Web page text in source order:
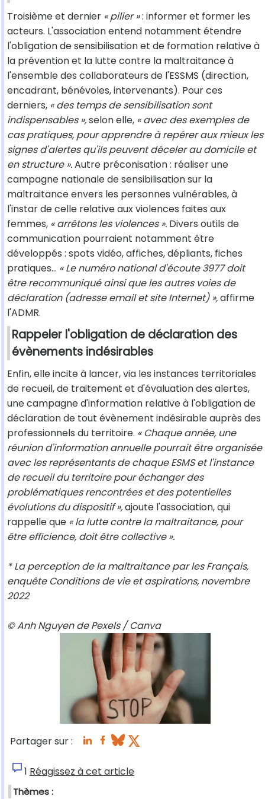
Troisième et dernier « pilier »: informer et former les
acteurs. L'association entend notamment étendre
l'obligation de sensibilisation et de formation relative à
la prévention et la lutte contre la maltraitance à
l'ensemble des collaborateurs de l'ESSMS (direction,
encadrant, bénévoles, intervenants). Pour ces
derniers, « des temps de sensibilisation sont
indispensables »,selon elle, « avec des exemples de
cas pratiques, pour apprendre à repérer aux mieux les
signes d'alertes qu'ils peuvent déceler au domicile et
en structure ».Autre préconisation : réaliser une
campagne nationale de sensibilisation sur la
maltraitance envers les personnes vulnérables, à
l'instar de celle relative aux violences faites aux
femmes, « arrêtons les violences ». Divers outils de
communication pourraient notamment être
développés : spots vidéo, affiches, dépliants, fiches
pratiques... « Le numéro national d'écoute 3977 doit
être recommuniqué ainsi que les autres voies de
déclaration (adresse email et site Internet) »,affirme
l'ADMR.
Rappeler l'obligation de déclaration des
évènements indésirables
Enfin, elle incite à lancer, via les instances territoriales
de recueil, de traitement et d'évaluation des alertes,
une campagne d'information relative à l'obligation de
déclaration de tout évènement indésirable auprès des
professionnels du territoire. « Chaque année, une
réunion d'information annuelle pourrait être organisée
avec les représentants de chaque ESMS et l'instance
de recueil du territoire pour échanger des
problématiques rencontrées et des potentielles
évolutions du dispositif »,ajoute l'association, qui
rappelle que « la lutte contre la maltraitance, pour
être efficience, doit être collective ».
* La perception de la maltraitance par les Français,
enquête Conditions de vie et aspirations, novembre
2022
© Anh Nguyen de Pexels / Canva
Partager sur :
1 Réagissez à cet article
Thèmes :